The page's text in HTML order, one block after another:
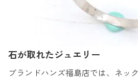
石が取れたジュエリー
ブランドハンズ福島店では、ネッ